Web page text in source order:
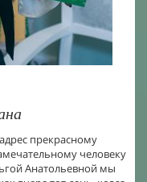
прекрасному
человеку
Анатольевной мы